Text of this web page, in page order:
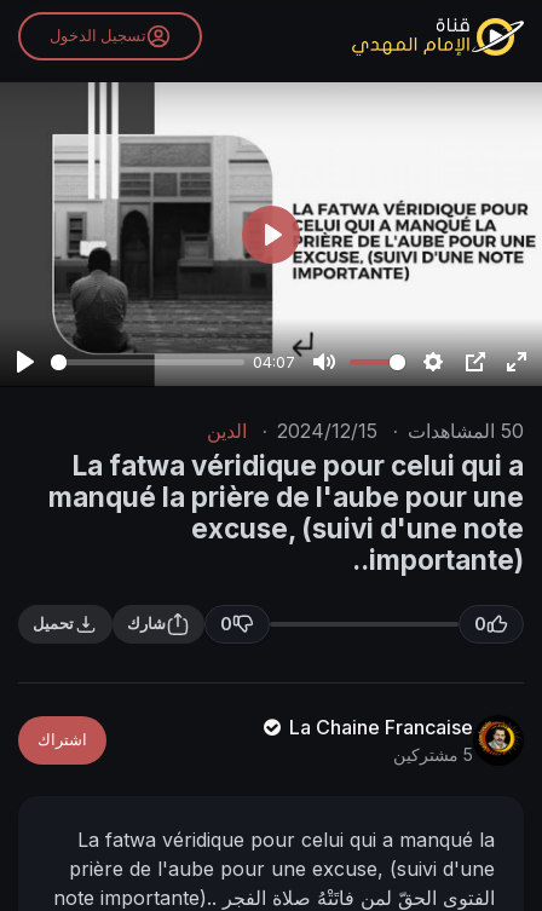
تسجيل الدخول
04:07
M
u
t
e
S
t
t
i
n
s
P
P
E
n
t
e
r
f
l
s
r
P
a
y
50 المشاهدات ·
2024/12/15
· الدين
La fatwa véridique pour celui qui a
manqué la prière de l'aube pour une
excuse, (suivi d'une note
importante)..
0
0 شارك تحميل
La Chaine Francaise
5 مشتركين
اشتراك
La fatwa véridique pour celui qui a manqué la
prière de l'aube pour une excuse, (suivi d'une
note importante).. الفتوى الحقّ لمن فاتَتْهُ صلاة الفجر